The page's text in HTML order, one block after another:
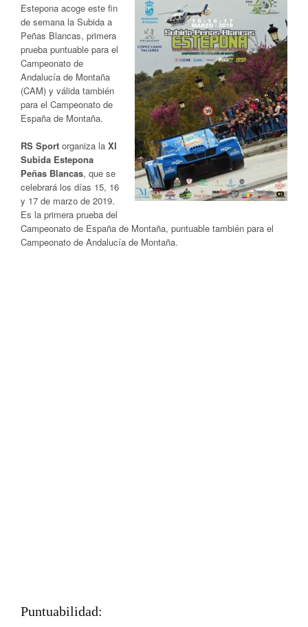
Estepona acoge este fin
de semana la Subida a
Peñas Blancas, primera
prueba puntuable para el
Campeonato de
Andalucía de Montaña
(CAM) y válida también
para el Campeonato de
España de Montaña.
RS Sport organiza la XI
Subida Estepona
Peñas Blancas, que se
celebrará los días 15, 16
y 17 de marzo de 2019.
Es la primera prueba del
Campeonato de España de Montaña, puntuable también para el
Campeonato de Andalucía de Montaña.
Puntuabilidad: